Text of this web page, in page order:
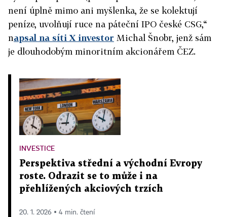
není úplně mimo ani myšlenka, že se kolektují
peníze, uvolňují ruce na páteční IPO české CSG,“
napsal na síti X investor Michal Šnobr, jenž sám
je dlouhodobým minoritním akcionářem ČEZ.
INVESTICE
Perspektiva střední a východní Evropy
roste. Odrazit se to může i na
přehlížených akciových trzích
20. 1. 2026 ▪ 4 min. čtení